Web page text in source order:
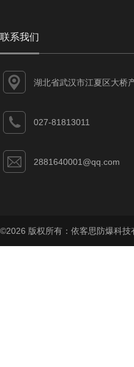
联系我们
湖北省武汉市江夏区大桥
027-81813011
2881640001@qq.com
©2026 版权所有：依客思防爆科